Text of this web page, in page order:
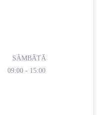
SÂMBĂTĂ
09:00 - 15:00